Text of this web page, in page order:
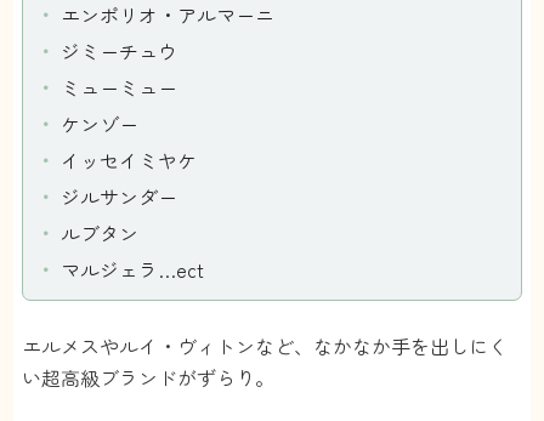
エンポリオ・アルマーニ
ジミーチュウ
ミューミュー
ケンゾー
イッセイミヤケ
ジルサンダー
ルブタン
マルジェラ…ect
エルメスやルイ・ヴィトンなど、なかなか手を出しにく
い超高級ブランドがずらり。